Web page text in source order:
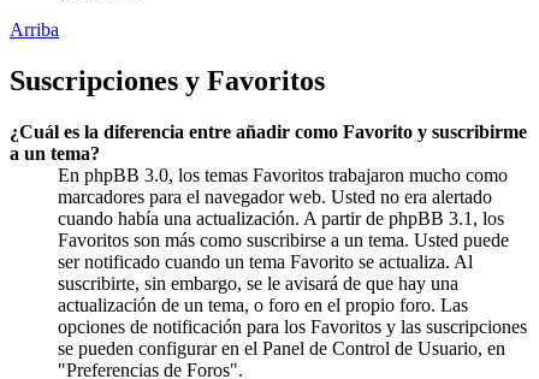
Arriba
Suscripciones y Favoritos
¿Cuál es la diferencia entre añadir como Favorito y suscribirme
a un tema?
En phpBB 3.0, los temas Favoritos trabajaron mucho como
marcadores para el navegador web. Usted no era alertado
cuando había una actualización. A partir de phpBB 3.1, los
Favoritos son más como suscribirse a un tema. Usted puede
ser notificado cuando un tema Favorito se actualiza. Al
suscribirte, sin embargo, se le avisará de que hay una
actualización de un tema, o foro en el propio foro. Las
opciones de notificación para los Favoritos y las suscripciones
se pueden configurar en el Panel de Control de Usuario, en
"Preferencias de Foros".